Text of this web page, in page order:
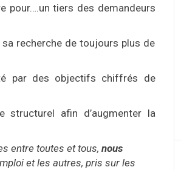
pour….un tiers des demandeurs
recherche de toujours plus de
par des objectifs chiffrés de
structurel afin d’augmenter la
entre toutes et tous, nous
et les autres, pris sur les